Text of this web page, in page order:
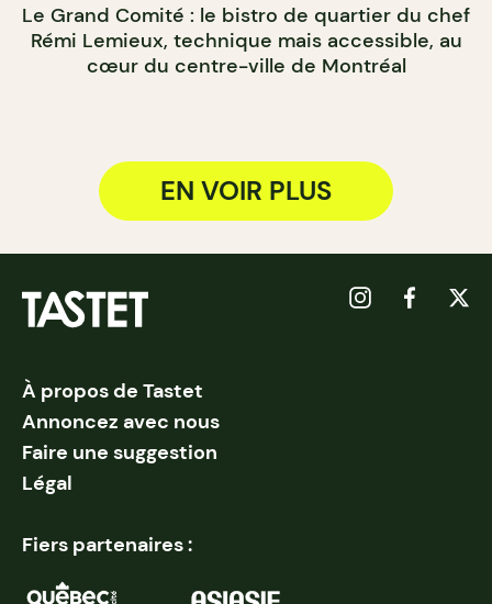
Le Grand Comité : le bistro de quartier du chef
Rémi Lemieux, technique mais accessible, au
cœur du centre-ville de Montréal
EN VOIR PLUS
À propos de Tastet
Annoncez avec nous
Faire une suggestion
Légal
Fiers partenaires :